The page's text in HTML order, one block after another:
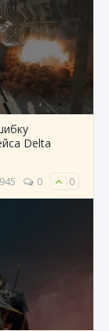
Delta
0 0